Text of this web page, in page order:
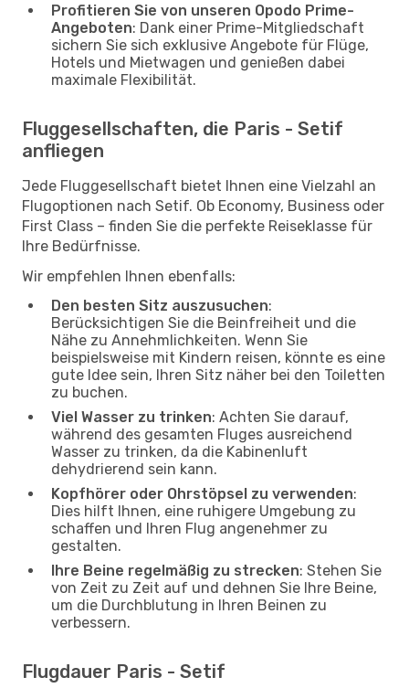
Profitieren Sie von unseren Opodo Prime-
Angeboten: Dank einer Prime-Mitgliedschaft
sichern Sie sich exklusive Angebote für Flüge,
Hotels und Mietwagen und genießen dabei
maximale Flexibilität.
Fluggesellschaften, die Paris - Setif
anfliegen
Jede Fluggesellschaft bietet Ihnen eine Vielzahl an
Flugoptionen nach Setif. Ob Economy, Business oder
First Class – finden Sie die perfekte Reiseklasse für
Ihre Bedürfnisse.
Wir empfehlen Ihnen ebenfalls:
Den besten Sitz auszusuchen:
Berücksichtigen Sie die Beinfreiheit und die
Nähe zu Annehmlichkeiten. Wenn Sie
beispielsweise mit Kindern reisen, könnte es eine
gute Idee sein, Ihren Sitz näher bei den Toiletten
zu buchen.
Viel Wasser zu trinken: Achten Sie darauf,
während des gesamten Fluges ausreichend
Wasser zu trinken, da die Kabinenluft
dehydrierend sein kann.
Kopfhörer oder Ohrstöpsel zu verwenden:
Dies hilft Ihnen, eine ruhigere Umgebung zu
schaffen und Ihren Flug angenehmer zu
gestalten.
Ihre Beine regelmäßig zu strecken: Stehen Sie
von Zeit zu Zeit auf und dehnen Sie Ihre Beine,
um die Durchblutung in Ihren Beinen zu
verbessern.
Flugdauer Paris - Setif